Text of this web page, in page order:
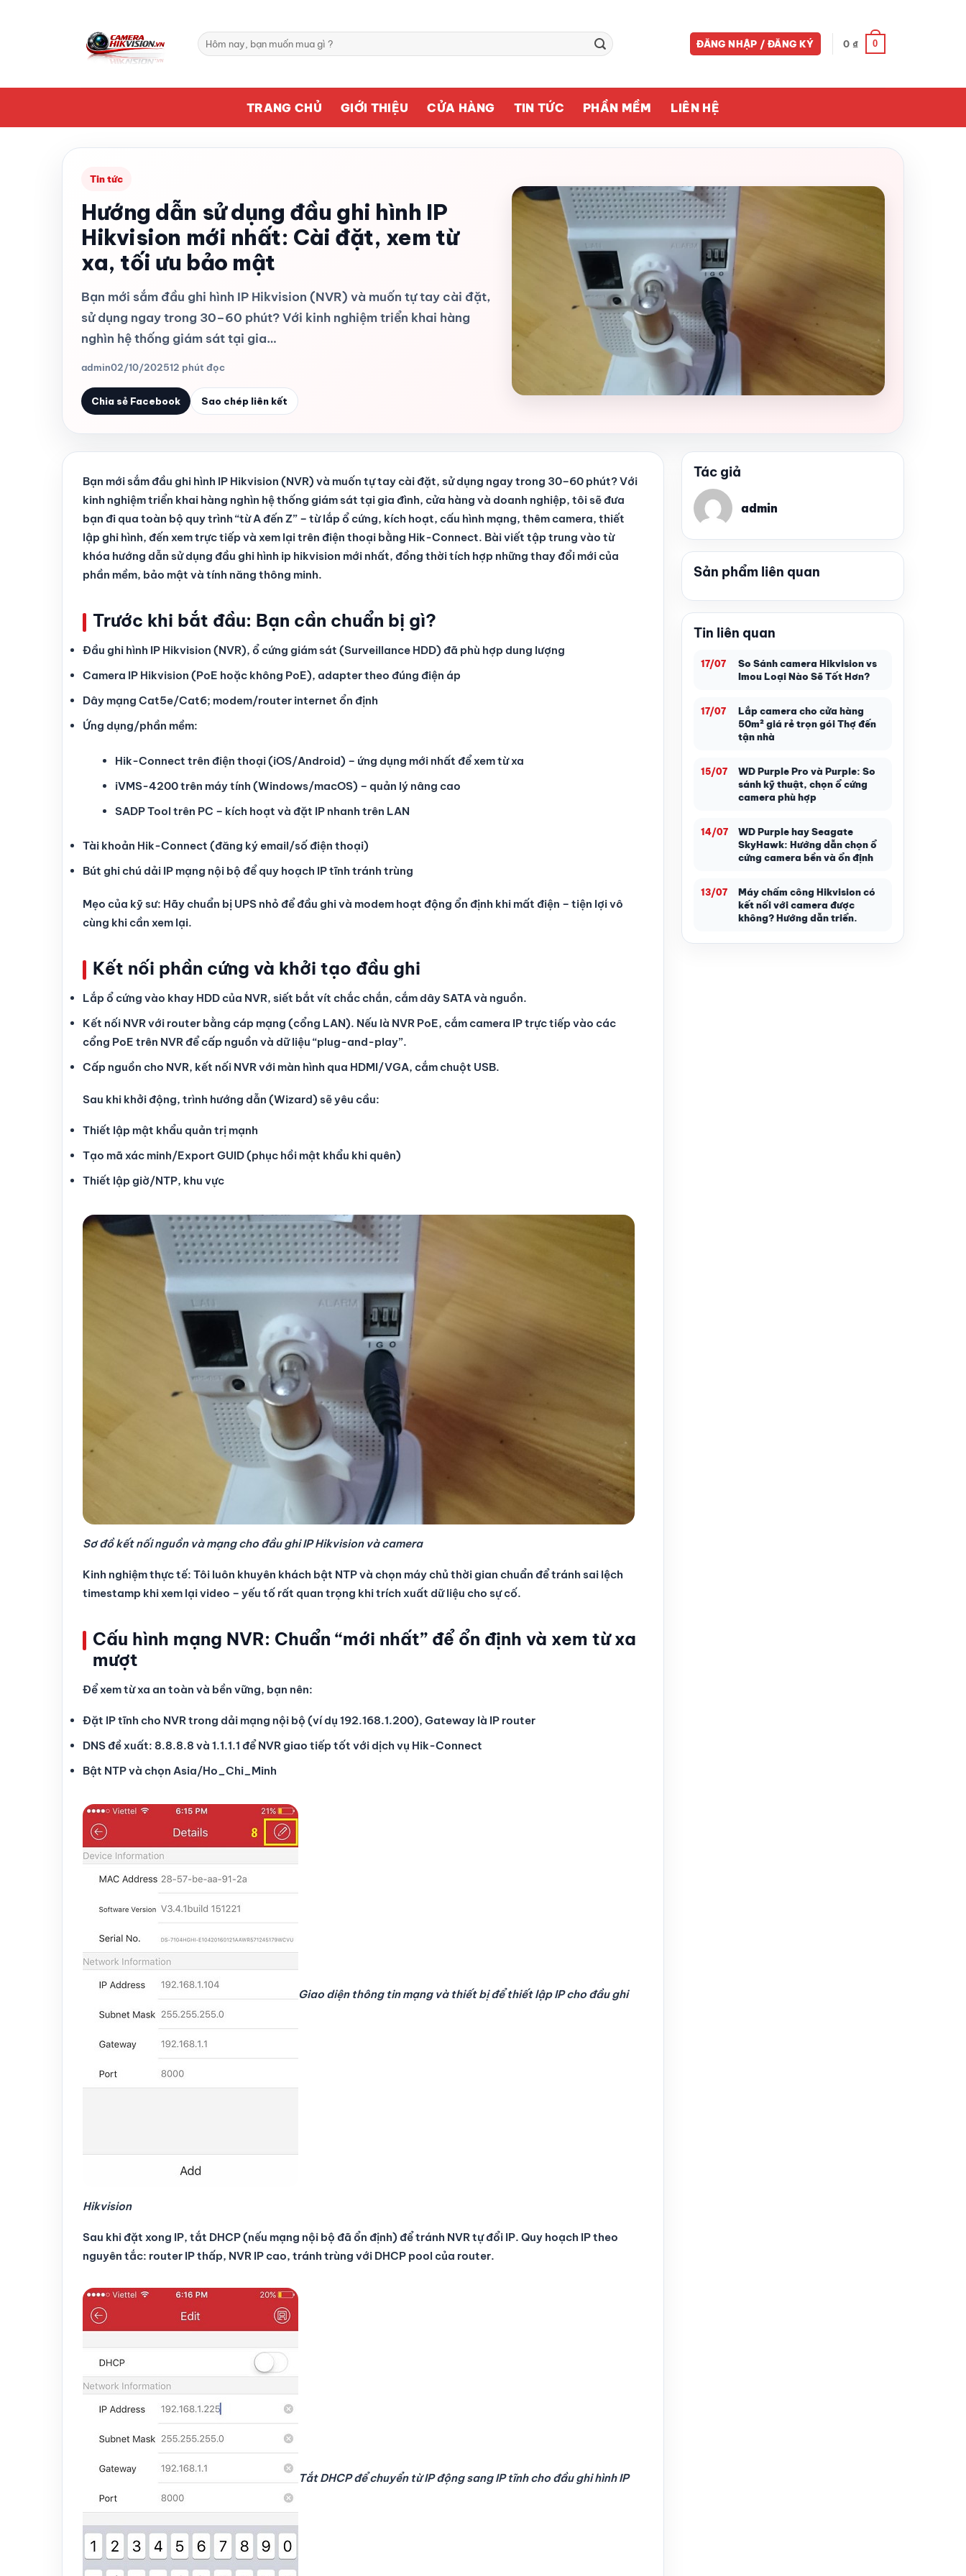
Tìm
kiếm:
ĐĂNG NHẬP / ĐĂNG KÝ 0 ₫ 0
TRANG CHỦ GIỚI THIỆU CỬA HÀNG TIN TỨC PHẦN MỀM LIÊN HỆ
Tin tức
Hướng dẫn sử dụng đầu ghi hình IP
Hikvision mới nhất: Cài đặt, xem từ
xa, tối ưu bảo mật
Bạn mới sắm đầu ghi hình IP Hikvision (NVR) và muốn tự tay cài đặt,
sử dụng ngay trong 30–60 phút? Với kinh nghiệm triển khai hàng
nghìn hệ thống giám sát tại gia…
admin02/10/202512 phút đọc
Chia sẻ Facebook Sao chép liên kết
Bạn mới sắm đầu ghi hình IP Hikvision (NVR) và muốn tự tay cài đặt, sử dụng ngay trong 30–60 phút? Với
kinh nghiệm triển khai hàng nghìn hệ thống giám sát tại gia đình, cửa hàng và doanh nghiệp, tôi sẽ đưa
bạn đi qua toàn bộ quy trình “từ A đến Z” – từ lắp ổ cứng, kích hoạt, cấu hình mạng, thêm camera, thiết
lập ghi hình, đến xem trực tiếp và xem lại trên điện thoại bằng Hik-Connect. Bài viết tập trung vào từ
khóa hướng dẫn sử dụng đầu ghi hình ip hikvision mới nhất, đồng thời tích hợp những thay đổi mới của
phần mềm, bảo mật và tính năng thông minh.
Trước khi bắt đầu: Bạn cần chuẩn bị gì?
Đầu ghi hình IP Hikvision (NVR), ổ cứng giám sát (Surveillance HDD) đã phù hợp dung lượng
Camera IP Hikvision (PoE hoặc không PoE), adapter theo đúng điện áp
Dây mạng Cat5e/Cat6; modem/router internet ổn định
Ứng dụng/phần mềm:
Hik-Connect trên điện thoại (iOS/Android) – ứng dụng mới nhất để xem từ xa
iVMS-4200 trên máy tính (Windows/macOS) – quản lý nâng cao
SADP Tool trên PC – kích hoạt và đặt IP nhanh trên LAN
Tài khoản Hik-Connect (đăng ký email/số điện thoại)
Bút ghi chú dải IP mạng nội bộ để quy hoạch IP tĩnh tránh trùng
Mẹo của kỹ sư: Hãy chuẩn bị UPS nhỏ để đầu ghi và modem hoạt động ổn định khi mất điện – tiện lợi vô
cùng khi cần xem lại.
Kết nối phần cứng và khởi tạo đầu ghi
Lắp ổ cứng vào khay HDD của NVR, siết bắt vít chắc chắn, cắm dây SATA và nguồn.
Kết nối NVR với router bằng cáp mạng (cổng LAN). Nếu là NVR PoE, cắm camera IP trực tiếp vào các
cổng PoE trên NVR để cấp nguồn và dữ liệu “plug-and-play”.
Cấp nguồn cho NVR, kết nối NVR với màn hình qua HDMI/VGA, cắm chuột USB.
Sau khi khởi động, trình hướng dẫn (Wizard) sẽ yêu cầu:
Thiết lập mật khẩu quản trị mạnh
Tạo mã xác minh/Export GUID (phục hồi mật khẩu khi quên)
Thiết lập giờ/NTP, khu vực
Sơ đồ kết nối nguồn và mạng cho đầu ghi IP Hikvision và camera
Kinh nghiệm thực tế: Tôi luôn khuyên khách bật NTP và chọn máy chủ thời gian chuẩn để tránh sai lệch
timestamp khi xem lại video – yếu tố rất quan trọng khi trích xuất dữ liệu cho sự cố.
Cấu hình mạng NVR: Chuẩn “mới nhất” để ổn định và xem từ xa
mượt
Để xem từ xa an toàn và bền vững, bạn nên:
Đặt IP tĩnh cho NVR trong dải mạng nội bộ (ví dụ 192.168.1.200), Gateway là IP router
DNS đề xuất: 8.8.8.8 và 1.1.1.1 để NVR giao tiếp tốt với dịch vụ Hik-Connect
Bật NTP và chọn Asia/Ho_Chi_Minh
Giao diện thông tin mạng và thiết bị để thiết lập IP cho đầu ghi
Hikvision
Sau khi đặt xong IP, tắt DHCP (nếu mạng nội bộ đã ổn định) để tránh NVR tự đổi IP. Quy hoạch IP theo
nguyên tắc: router IP thấp, NVR IP cao, tránh trùng với DHCP pool của router.
Tắt DHCP để chuyển từ IP động sang IP tĩnh cho đầu ghi hình IP
Tác giả
admin
Sản phẩm liên quan
Tin liên quan
17/07
So Sánh camera Hikvision vs
Imou Loại Nào Sẽ Tốt Hơn?
17/07
Lắp camera cho cửa hàng
50m² giá rẻ trọn gói Thợ đến
tận nhà
15/07
WD Purple Pro và Purple: So
sánh kỹ thuật, chọn ổ cứng
camera phù hợp
14/07
WD Purple hay Seagate
SkyHawk: Hướng dẫn chọn ổ
cứng camera bền và ổn định
13/07
Máy chấm công Hikvision có
kết nối với camera được
không? Hướng dẫn triển.